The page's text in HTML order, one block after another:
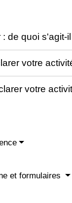
de quoi s'agit-
votre
votre
et formulaires